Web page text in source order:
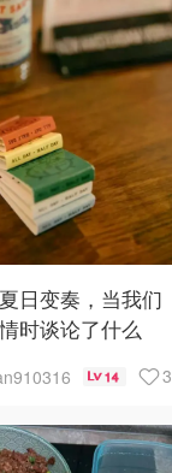
日变奏，当我们
时谈论了什么
14 3